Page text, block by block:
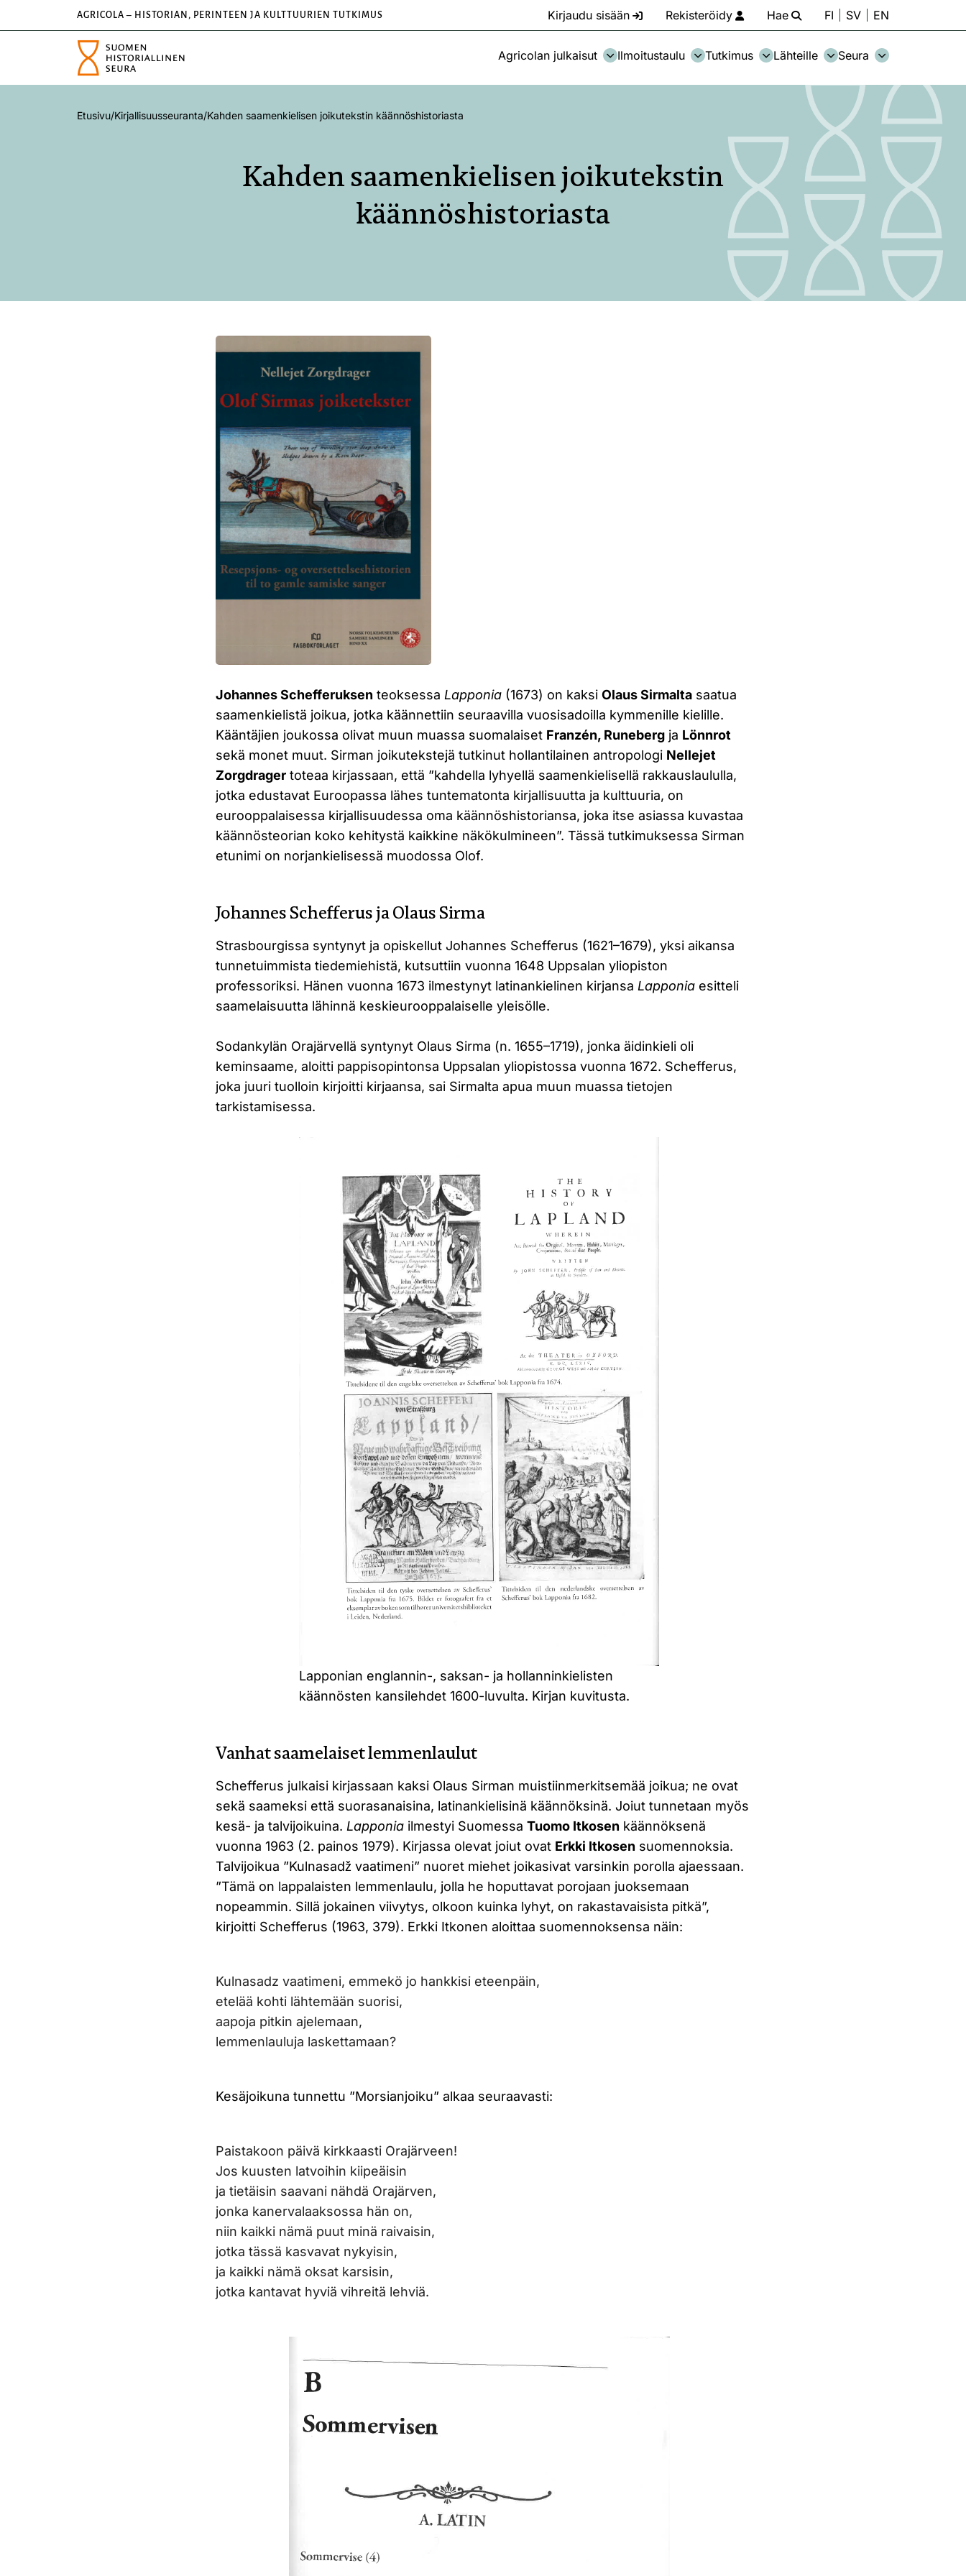
AGRICOLA – HISTORIAN, PERINTEEN JA KULTTUURIEN TUTKIMUS Kirjaudu sisään Rekisteröidy Hae FI SV EN
Agricolan julkaisut Ilmoitustaulu Tutkimus Lähteille Seura
Etusivu/Kirjallisuusseuranta/Kahden saamenkielisen joikutekstin käännöshistoriasta
Kahden saamenkielisen joikutekstin
käännöshistoriasta
Johannes Schefferuksen teoksessa Lapponia (1673) on kaksiOlaus Sirmalta saatua
saamenkielistä joikua, jotka käännettiin seuraavilla vuosisadoilla kymmenille kielille.
Kääntäjien joukossa olivat muun muassa suomalaiset Franzén, Runeberg ja Lönnrot
sekä monet muut. Sirman joikutekstejä tutkinut hollantilainen antropologi Nellejet
Zorgdrager toteaa kirjassaan, että ”kahdella lyhyellä saamenkielisellä rakkauslaululla,
jotka edustavat Euroopassa lähes tuntematonta kirjallisuutta ja kulttuuria, on
eurooppalaisessa kirjallisuudessa oma käännöshistoriansa, joka itse asiassa kuvastaa
käännösteorian koko kehitystä kaikkine näkökulmineen”. Tässä tutkimuksessa Sirman
etunimi on norjankielisessä muodossa Olof.
Johannes Schefferus ja Olaus Sirma
Strasbourgissa syntynyt ja opiskellut Johannes Schefferus (1621–1679), yksi aikansa
tunnetuimmista tiedemiehistä, kutsuttiin vuonna 1648 Uppsalan yliopiston
professoriksi. Hänen vuonna 1673 ilmestynyt latinankielinen kirjansa Lapponia esitteli
saamelaisuutta lähinnä keskieurooppalaiselle yleisölle.
Sodankylän Orajärvellä syntynyt Olaus Sirma (n. 1655–1719), jonka äidinkieli oli
keminsaame, aloitti pappisopintonsa Uppsalan yliopistossa vuonna 1672. Schefferus,
joka juuri tuolloin kirjoitti kirjaansa, sai Sirmalta apua muun muassa tietojen
tarkistamisessa.
Lapponian englannin-, saksan- ja hollanninkielisten
käännösten kansilehdet 1600-luvulta. Kirjan kuvitusta.
Vanhat saamelaiset lemmenlaulut
Schefferus julkaisi kirjassaan kaksi Olaus Sirman muistiinmerkitsemää joikua; ne ovat
sekä saameksi että suorasanaisina, latinankielisinä käännöksinä. Joiut tunnetaan myös
kesä- ja talvijoikuina. Lapponia ilmestyi SuomessaTuomo Itkosen käännöksenä
vuonna 1963 (2. painos 1979). Kirjassa olevat joiut ovat Erkki Itkosen suomennoksia.
Talvijoikua ”Kulnasadž vaatimeni” nuoret miehet joikasivat varsinkin porolla ajaessaan.
”Tämä on lappalaisten lemmenlaulu, jolla he hoputtavat porojaan juoksemaan
nopeammin. Sillä jokainen viivytys, olkoon kuinka lyhyt, on rakastavaisista pitkä”,
kirjoitti Schefferus (1963, 379). Erkki Itkonen aloittaa suomennoksensa näin:
Kulnasadz vaatimeni, emmekö jo hankkisi eteenpäin,
etelää kohti lähtemään suorisi,
aapoja pitkin ajelemaan,
lemmenlauluja laskettamaan?
Kesäjoikuna tunnettu ”Morsianjoiku” alkaa seuraavasti:
Paistakoon päivä kirkkaasti Orajärveen!
Jos kuusten latvoihin kiipeäisin
ja tietäisin saavani nähdä Orajärven,
jonka kanervalaaksossa hän on,
niin kaikki nämä puut minä raivaisin,
jotka tässä kasvavat nykyisin,
ja kaikki nämä oksat karsisin,
jotka kantavat hyviä vihreitä lehviä.